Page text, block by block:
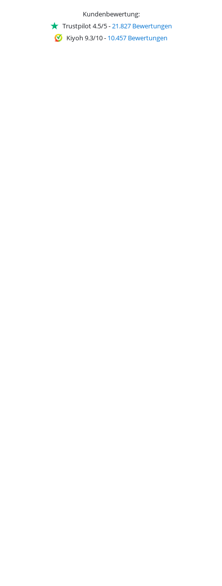
Kundenbewertung:
Trustpilot 4.5/5-21.827 Bewertungen
Kiyoh 9.3/10- 10.457 Bewertungen